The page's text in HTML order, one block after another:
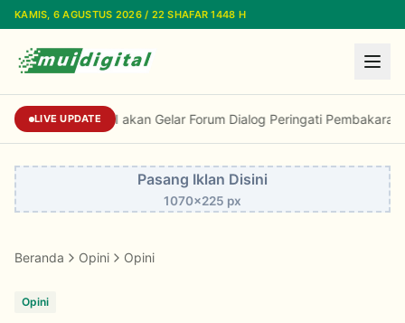
Lewati ke konten utama
KAMIS, 6 AGUSTUS 2026 / 22 SHAFAR 1448 H
LIVE UPDATE Gandeng DPR, MUI akan Gelar Forum Dialog
Pasang Iklan Disini
1070x225 px
Beranda Opini Opini
Opini